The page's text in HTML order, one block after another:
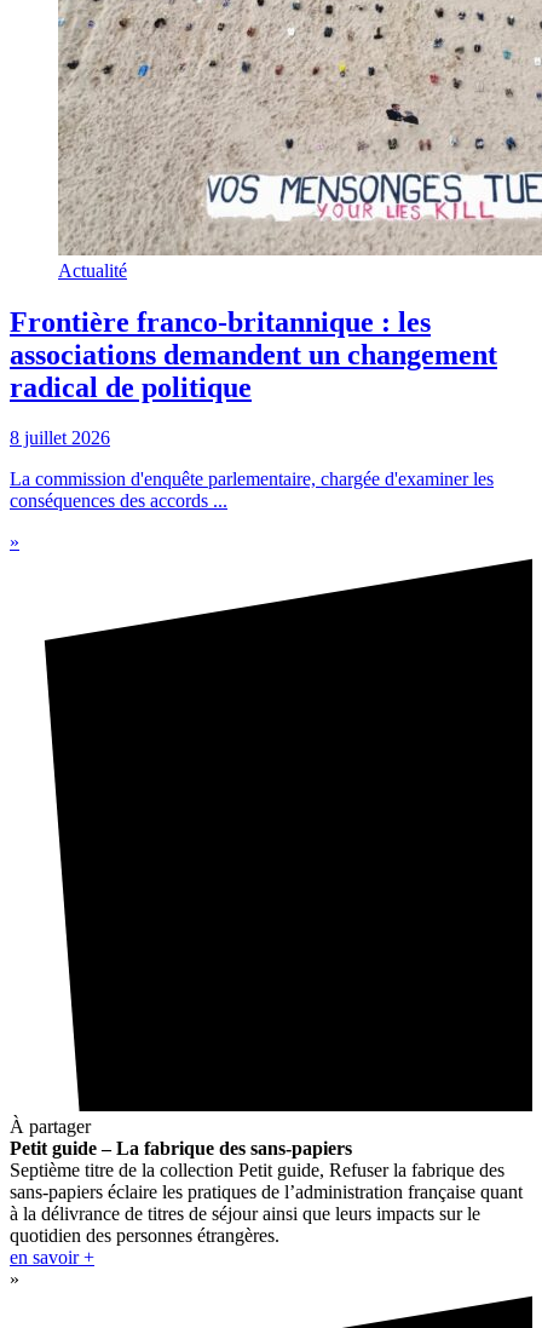
Actualité
Frontière franco-britannique : les
associations demandent un changement
radical de politique
8 juillet 2026
La commission d'enquête parlementaire, chargée d'examiner les
conséquences des accords ...
»
À partager
Petit guide – La fabrique des sans-papiers
Septième titre de la collection Petit guide, Refuser la fabrique des
sans-papiers éclaire les pratiques de l’administration française quant
à la délivrance de titres de séjour ainsi que leurs impacts sur le
quotidien des personnes étrangères.
en savoir +
»